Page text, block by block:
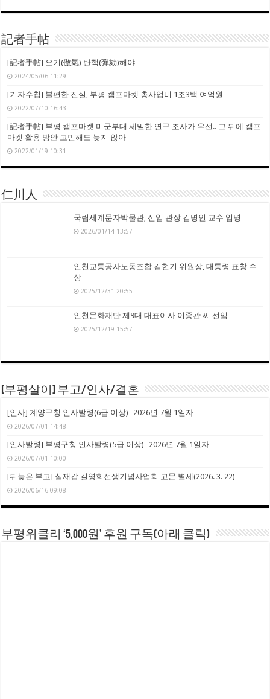
記者手帖
[記者手帖] 오기(傲氣) 탄핵(彈劾)해야
2024/05/06 11:29
[기자수첩] 불편한 진실, 부평 캠프마켓 총사업비 1조3백 여억원
2022/07/10 16:43
[記者手帖] 부평 캠프마켓 미군부대 세밀한 연구 조사가 우선.. 그 뒤에 캠프
마켓 활용 방안 고민해도 늦지 않아
2022/01/19 10:31
仁川人
국립세계문자박물관, 신임 관장 김명인 교수 임명
2026/01/14 13:57
인천교통공사노동조합 김현기 위원장, 대통령 표창 수
상
2025/12/31 20:55
인천문화재단 제9대 대표이사 이종관 씨 선임
2025/12/19 15:57
[부평살이] 부고/인사/결혼
[인사] 계양구청 인사발령(6급 이상)- 2026년 7월 1일자
2026/07/01 14:48
[인사발령] 부평구청 인사발령(5급 이상) -2026년 7월 1일자
2026/07/01 10:00
[뒤늦은 부고] 심재갑 길영희선생기념사업회 고문 별세(2026. 3. 22)
2026/06/16 09:08
부평위클리 ‘5,000원’ 후원 구독(아래 클릭)